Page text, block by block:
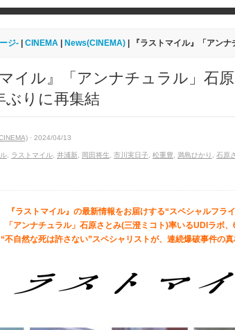
ジ- CINEMA News(CINEMA) | 『ラストマイル』「アン
マイル』「アンナチュラル」石
ぶりに再集結
· 2024/04/13
ラストマイル 井浦新 岡田将生 市川実日子 松重豊 満島ひかり 石原
『ラストマイル』の最新情報をお届けする“スペシャルフラ
「アンナチュラル」石原さとみ(三澄ミコト)率いるUDIラボ
“不自然な死は許さない”スペシャリストが、連続爆破事件の